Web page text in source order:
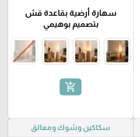
سهارة أرضية بقاعدة قش
بتصميم بوهيمي
add_shopping_cart
سكاكين وشوك ومعالق